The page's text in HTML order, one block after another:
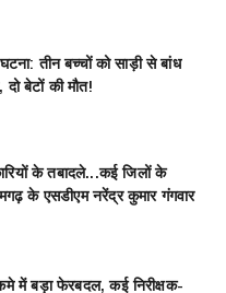
तीन बच्चों को साड़ी से बांध
दो बेटों की मौत!
के तबादले...कई जिलों के
के एसडीएम नरेंद्र कुमार गंगवार
में बड़ा फेरबदल, कई निरीक्षक-